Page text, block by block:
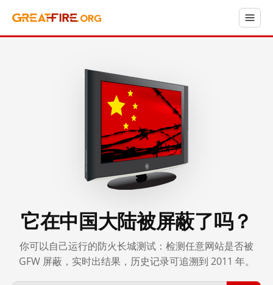
它在中国大陆被屏蔽了吗？
你可以自己运行的防火长城测试：检测任意网站是否被
GFW 屏蔽，实时出结果，历史记录可追溯到 2011 年。